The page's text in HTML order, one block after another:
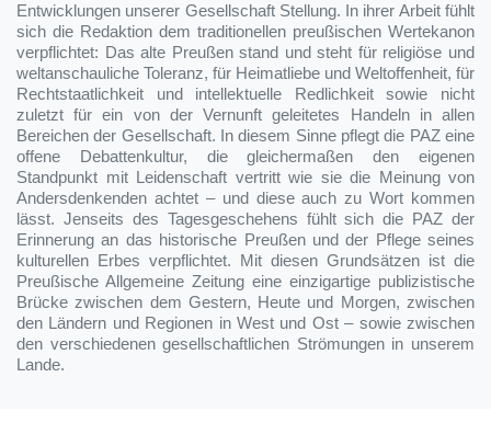
Entwicklungen unserer Gesellschaft Stellung. In ihrer Arbeit fühlt
sich die Redaktion dem traditionellen preußischen Wertekanon
verpflichtet: Das alte Preußen stand und steht für religiöse und
weltanschauliche Toleranz, für Heimatliebe und Weltoffenheit, für
Rechtstaatlichkeit und intellektuelle Redlichkeit sowie nicht
zuletzt für ein von der Vernunft geleitetes Handeln in allen
Bereichen der Gesellschaft. In diesem Sinne pflegt die PAZ eine
offene Debattenkultur, die gleichermaßen den eigenen
Standpunkt mit Leidenschaft vertritt wie sie die Meinung von
Andersdenkenden achtet – und diese auch zu Wort kommen
lässt. Jenseits des Tagesgeschehens fühlt sich die PAZ der
Erinnerung an das historische Preußen und der Pflege seines
kulturellen Erbes verpflichtet. Mit diesen Grundsätzen ist die
Preußische Allgemeine Zeitung eine einzigartige publizistische
Brücke zwischen dem Gestern, Heute und Morgen, zwischen
den Ländern und Regionen in West und Ost – sowie zwischen
den verschiedenen gesellschaftlichen Strömungen in unserem
Lande.